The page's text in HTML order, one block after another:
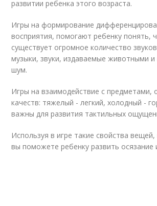
развитии ребенка этого возраста.
Игры на формирование
восприятия, помогают ребенку понять,
существует огромное количество
музыки, звуки, издаваемые животными
шум.
Игры на взаимодействие с предметами,
качеств: тяжелый - легкий, холодный -
важны для развития тактильных
Используя в игре такие свойства вещей,
вы поможете ребенку развить осязание